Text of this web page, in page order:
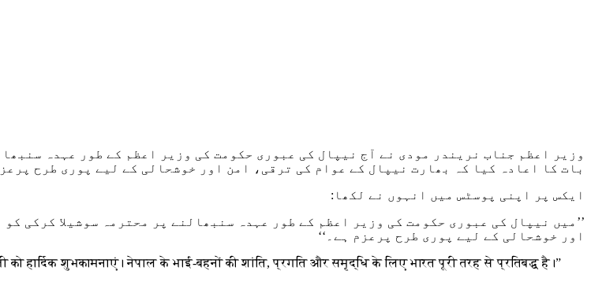
وزیر اعظم جناب نریندر مودی نے آج نیپال کی عبوری حکومت کی وزیر اعظم کے طور عہدہ
بات کا اعادہ کیا کہ بھارت نیپال کے عوام کی ترقی، امن اور خوشحالی کے لیے پوری طرح
ایکس پر اپنی پوسٹس میں انہوں نے لکھا :
’’میں نیپال کی عبوری حکومت کی وزیر اعظم کے طور عہدہ سنبھالنے پر محترمہ سوشیلا کرکی
اور خوشحالی کے لیے پوری طرح پرعزم ہے۔‘‘
हार्दिक शुभकामनाएं। नेपाल के भाई-बहनों की शांति, प्रगति और समृद्धि के लिए भारत पूरी तरह से प्रतिबद्ध है।”